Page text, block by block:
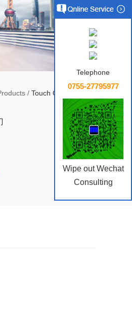
/ Touch One Machine
Telephone
0755-27795977
Wipe out Wechat
Consulting